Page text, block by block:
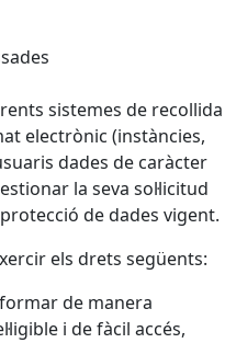
sistemes de recollida
electrònic (instàncies,
dades de caràcter
la seva sol·licitud
de dades vigent.
els drets següents:
de manera
i de fàcil accés,